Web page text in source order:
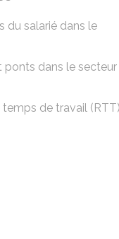
du salarié dans le
ponts dans le secteur
de travail (RTT)